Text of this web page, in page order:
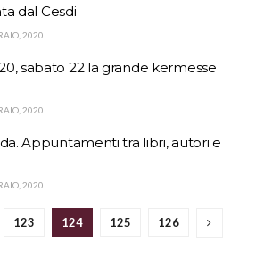
dal Cesdi
2020
sabato 22 la grande kermesse
2020
Appuntamenti tra libri, autori e
2020
123 124 125 126